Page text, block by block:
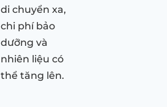
di chuyển xa,
chi phí bảo
dưỡng và
nhiên liệu có
thể tăng lên.